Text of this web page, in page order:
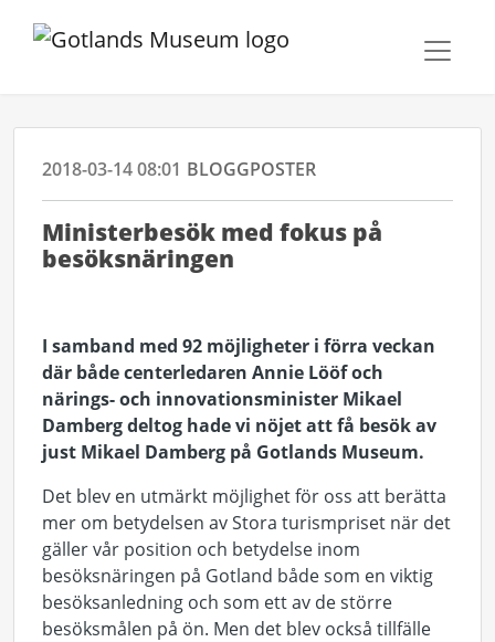
2018-03-14 08:01 BLOGGPOSTER
Ministerbesök med fokus på
besöksnäringen
I samband med 92 möjligheter i förra veckan
där både centerledaren Annie Lööf och
närings- och innovationsminister Mikael
Damberg deltog hade vi nöjet att få besök av
just Mikael Damberg på Gotlands Museum.
Det blev en utmärkt möjlighet för oss att berätta
mer om betydelsen av Stora turismpriset när det
gäller vår position och betydelse inom
besöksnäringen på Gotland både som en viktig
besöksanledning och som ett av de större
besöksmålen på ön. Men det blev också tillfälle